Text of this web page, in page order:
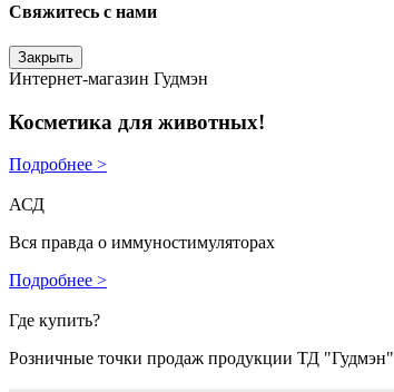
Свяжитесь с нами
Закрыть
Интернет-магазин Гудмэн
Косметика для животных!
Подробнее >
АСД
Вся правда о иммуностимуляторах
Подробнее >
Где купить?
Розничные точки продаж продукции ТД "Гудмэн"